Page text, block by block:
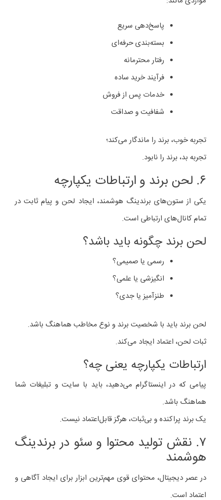
پاسخ‌دهی سریع
بسته‌بندی حرفه‌ای
رفتار محترمانه
فرآیند خرید ساده
خدمات پس از فروش
شفافیت و صداقت
تجربه خوب، برند را ماندگار می‌کند؛
تجربه بد، برند را نابود.
۶. لحن برند و ارتباطات یکپارچه
یکی از ستون‌های برندینگ هوشمند، ایجاد لحن و پیام ثابت در
تمام کانال‌های ارتباطی است.
لحن برند چگونه باید باشد؟
رسمی یا صمیمی؟
انگیزشی یا علمی؟
طنزآمیز یا جدی؟
لحن برند باید با شخصیت برند و نوع مخاطب هماهنگ باشد.
ثبات لحن، اعتماد ایجاد می‌کند.
ارتباطات یکپارچه یعنی چه؟
پیامی که در اینستاگرام می‌دهید، باید با سایت و تبلیغات شما
هماهنگ باشد.
یک برند پراکنده و بی‌ثبات، هرگز قابل‌اعتماد نیست.
۷. نقش تولید محتوا و سئو در برندینگ
هوشمند
در عصر دیجیتال، محتوای قوی مهم‌ترین ابزار برای ایجاد آگاهی و
اعتماد است.